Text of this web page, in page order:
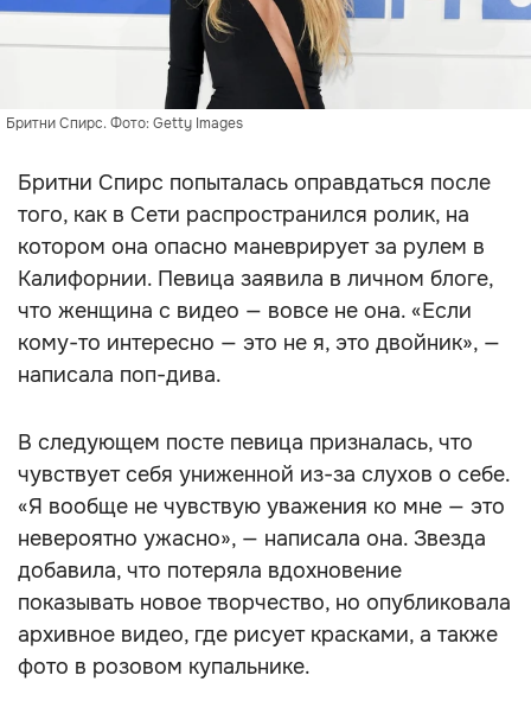
Бритни Спирс. Фото: Getty Images
Бритни Спирс попыталась оправдаться после
того, как в Сети распространился ролик, на
котором она опасно маневрирует за рулем в
Калифорнии. Певица заявила в личном блоге,
что женщина с видео — вовсе не она. «Если
кому-то интересно — это не я, это двойник», —
написала поп-дива.
В следующем посте певица призналась, что
чувствует себя униженной из-за слухов о себе.
«Я вообще не чувствую уважения ко мне — это
невероятно ужасно», — написала она. Звезда
добавила, что потеряла вдохновение
показывать новое творчество, но опубликовала
архивное видео, где рисует красками, а также
фото в розовом купальнике.